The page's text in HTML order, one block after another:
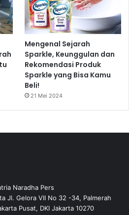
Mengenal Sejarah
Sparkle, Keunggulan dan
Rekomendasi Produk
Sparkle yang Bisa Kamu
Beli!
21 Mei 2024
Naradha Pers
Jl. Gelora VII No 32 -34, Palmerah
Pusat, DKI Jakarta 10270